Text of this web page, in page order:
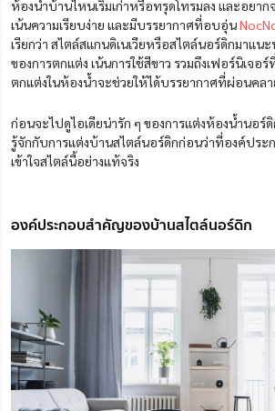
ห้องน้ำบ้านไหนเริ่มเก่าหรือทรุดโทรมลง และอยาก
เน้นความเรียบง่าย และมีบรรยากาศที่อบอุ่น
เรียกว่า สไตล์สแกนดิเนเวียหรือสไตล์นอร์ดิกมาแนะ
ของการตกแต่ง เน้นการใช้สีขาว รวมถึงเฟอร์นิเจอร์
ตกแต่งในห้องน้ำจะช่วยให้ได้บรรยากาศที่ผ่อนคลา
ก่อนจะไปดูไอเดียน่ารัก ๆ ของการแต่งห้องน้ำนอร์
รู้จักกับการแต่งบ้านสไตล์นอร์ดิกก่อนว่าที่องค์ประ
เข้าใจสไตล์นี้อย่างแท้จริง
องค์ประกอบสำคัญของบ้านสไตล์นอร์ดิก